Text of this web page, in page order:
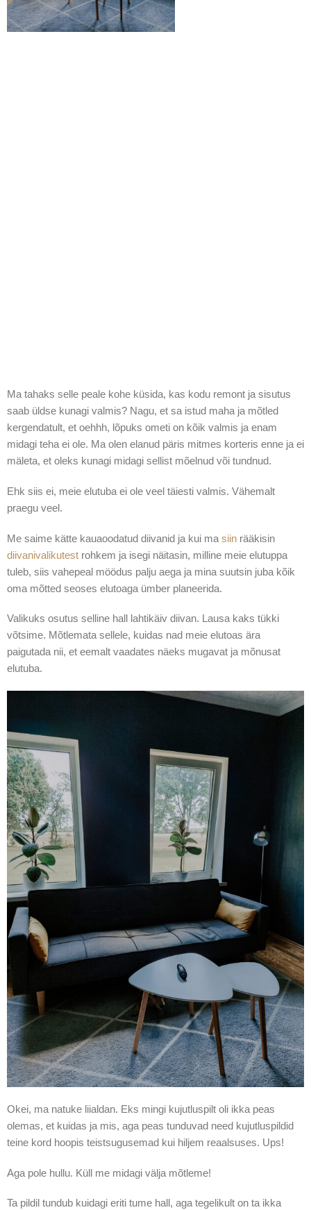
Ma tahaks selle peale kohe küsida, kas kodu remont ja sisutus
saab üldse kunagi valmis? Nagu, et sa istud maha ja mõtled
kergendatult, et oehhh, lõpuks ometi on kõik valmis ja enam
midagi teha ei ole. Ma olen elanud päris mitmes korteris enne ja ei
mäleta, et oleks kunagi midagi sellist mõelnud või tundnud.
Ehk siis ei, meie elutuba ei ole veel täiesti valmis. Vähemalt
praegu veel.
Me saime kätte kauaoodatud diivanid ja kui ma siinrääkisin
diivanivalikutestrohkem ja isegi näitasin, milline meie elutuppa
tuleb, siis vahepeal möödus palju aega ja mina suutsin juba kõik
oma mõtted seoses elutoaga ümber planeerida.
Valikuks osutus selline hall lahtikäiv diivan. Lausa kaks tükki
võtsime. Mõtlemata sellele, kuidas nad meie elutoas ära
paigutada nii, et eemalt vaadates näeks mugavat ja mõnusat
elutuba.
Okei, ma natuke liialdan. Eks mingi kujutluspilt oli ikka peas
olemas, et kuidas ja mis, aga peas tunduvad need kujutluspildid
teine kord hoopis teistsugusemad kui hiljem reaalsuses. Ups!
Aga pole hullu. Küll me midagi välja mõtleme!
Ta pildil tundub kuidagi eriti tume hall, aga tegelikult on ta ikka